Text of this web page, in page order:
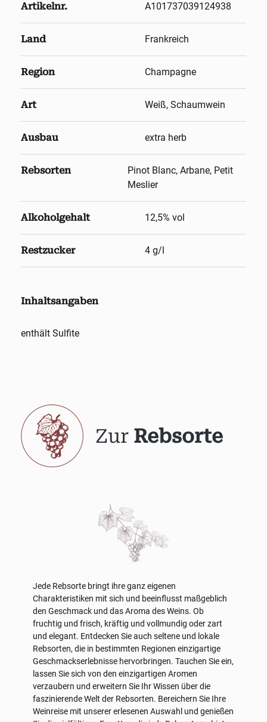
Artikelnr. A101737039124938
Land Frankreich
Region Champagne
Art Weiß, Schaumwein
Ausbau extra herb
Rebsorten
Pinot Blanc, Arbane, Petit
Meslier
Alkoholgehalt 12,5% vol
Restzucker 4 g/l
Inhaltsangaben
enthält Sulfite
Zur Rebsorte
Jede Rebsorte bringt ihre ganz eigenen
Charakteristiken mit sich und beeinflusst maßgeblich
den Geschmack und das Aroma des Weins. Ob
fruchtig und frisch, kräftig und vollmundig oder zart
und elegant. Entdecken Sie auch seltene und lokale
Rebsorten, die in bestimmten Regionen einzigartige
Geschmackserlebnisse hervorbringen. Tauchen Sie ein,
lassen Sie sich von den einzigartigen Aromen
verzaubern und erweitern Sie Ihr Wissen über die
faszinierende Welt der Rebsorten. Bereichern Sie Ihre
Weinreise mit unserer erlesenen Auswahl und genießen